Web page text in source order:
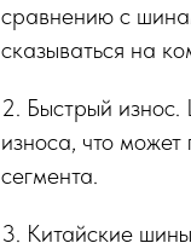
сравнению с
сказываться на
2. Быстрый износ.
износа, что
сегмента.
3. Китайские